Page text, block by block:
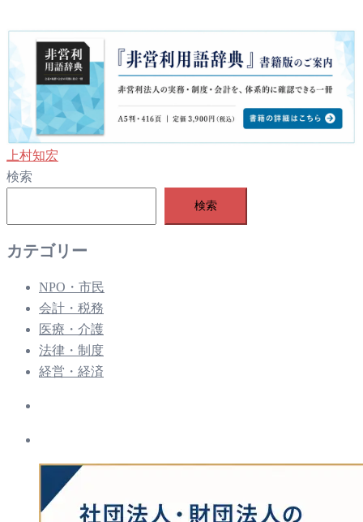
上村知宏
検索
検索
カテゴリー
NPO・市民
会計・税務
医療・介護
法律・制度
経営・経済